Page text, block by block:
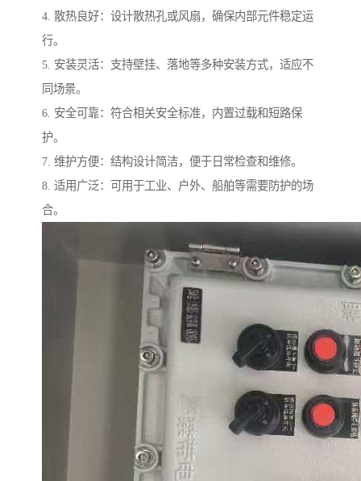
4. 散热良好：设计散热孔或风扇，确保内部元件稳定运
行。
5. 安装灵活：支持壁挂、落地等多种安装方式，适应不
同场景。
6. 安全可靠：符合相关安全标准，内置过载和短路保
护。
7. 维护方便：结构设计简洁，便于日常检查和维修。
8. 适用广泛：可用于工业、户外、船舶等需要防护的场
合。